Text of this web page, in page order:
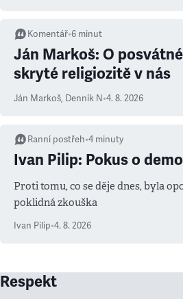
Komentář•6 minut
Ján Markoš: O
skryté religiozitě v nás
Ján Markoš, Denník N•4. 8. 2026
Ranní postřeh•4 minuty
Ivan Pilip: Pokus o
Proti tomu, co se děje dnes, byla
poklidná zkouška
Ivan Pilip•4. 8. 2026
Respekt